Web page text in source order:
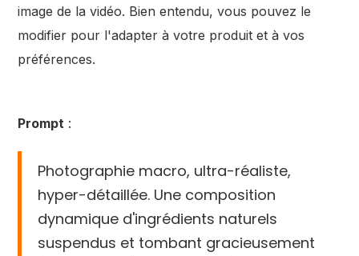
image de la vidéo. Bien entendu, vous pouvez le
modifier pour l'adapter à votre produit et à vos
préférences.
Prompt :
Photographie macro, ultra-réaliste,
hyper-détaillée. Une composition
dynamique d'ingrédients naturels
suspendus et tombant gracieusement